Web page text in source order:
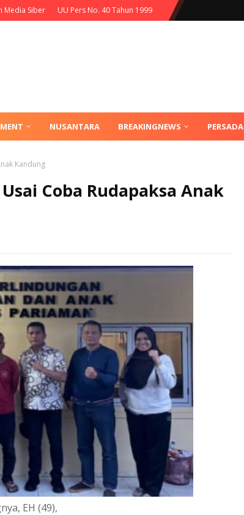
Media Siber UU Pers No. 40 Tahun 1999
NUSANTARA BREAKINGNEWS PERSADA
Kandung
Coba Rudapaksa Anak
EH (49),